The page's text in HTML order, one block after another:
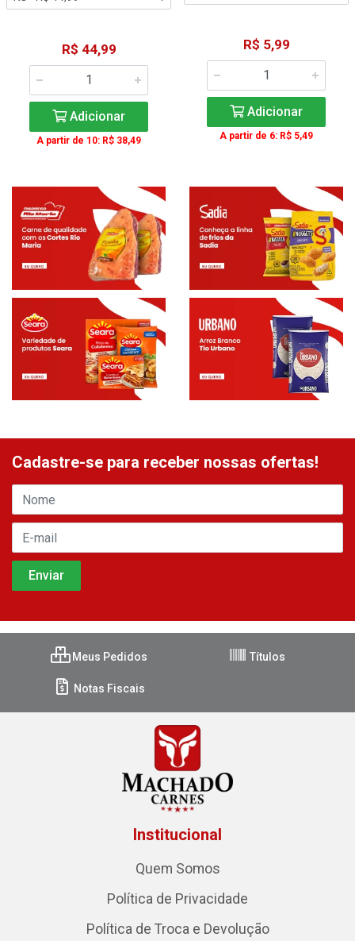
R$ 44,99
Adicionar
A partir de 10: R$ 38,49
R$ 5,99
Adicionar
A partir de 6: R$ 5,49
Cadastre-se para receber nossas ofertas!
Meus Pedidos Títulos
Notas Fiscais
Institucional
Quem Somos
Política de Privacidade
Política de Troca e Devolução